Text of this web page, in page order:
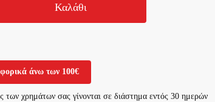
Καλάθι
άνω των 100€
των χρημάτων σας γίνονται σε διάστημα εντός 30 ημερών